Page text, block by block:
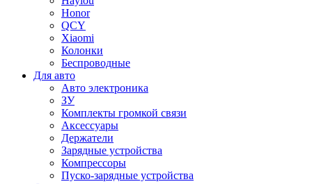
Honor
QCY
Xiaomi
Колонки
Беспроводные
Для авто
Авто электроника
ЗУ
Комплекты громкой связи
Аксессуары
Держатели
Зарядные устройства
Компрессоры
Пуско-зарядные устройства